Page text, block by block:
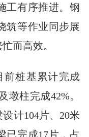
工有序推进。钢
筑等作业同步展
而高效。
前桩基累计完成
墩柱完成42%。
计104片、20米
已完成17片，占